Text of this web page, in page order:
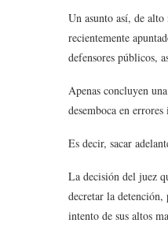
Un asunto así, de alto
recientemente
defensores públicos,
Apenas concluyen
desemboca en errores
Es decir, sacar
La decisión del juez
decretar la detención,
intento de sus altos